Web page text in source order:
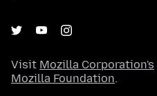
Visit Mozilla Corporation's
Mozilla Foundation.